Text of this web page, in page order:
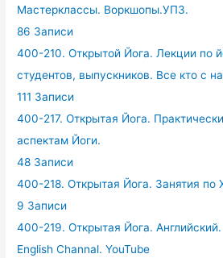
Мастерклассы. Воркшопы.УПЗ.
86 Записи
400-210. Открытой Йога. Лекции по
студентов, выпускников. Все кто с
111 Записи
400-217. Открытая Йога.
аспектам Йоги.
48 Записи
400-218. Открытая Йога. Занятия по
9 Записи
400-219. Открытая Йога.
English Channal. YouTube